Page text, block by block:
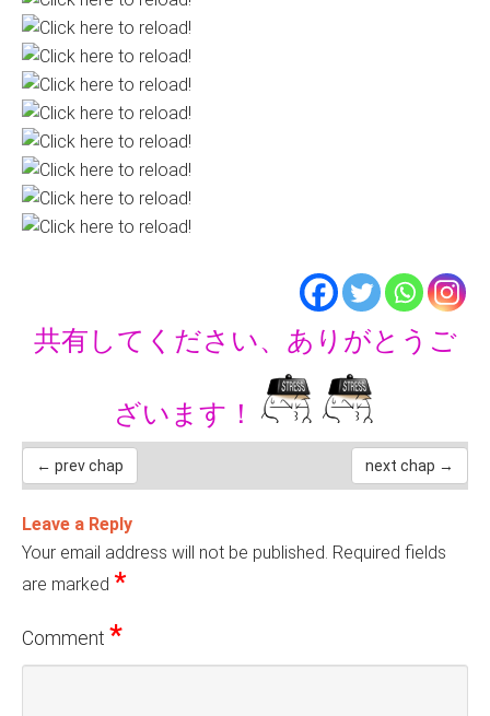
共有してください、ありがとうご
ざいます！
← prev chap next chap →
Leave a Reply
Your email address will not be published. Required fields
are marked *
Comment *